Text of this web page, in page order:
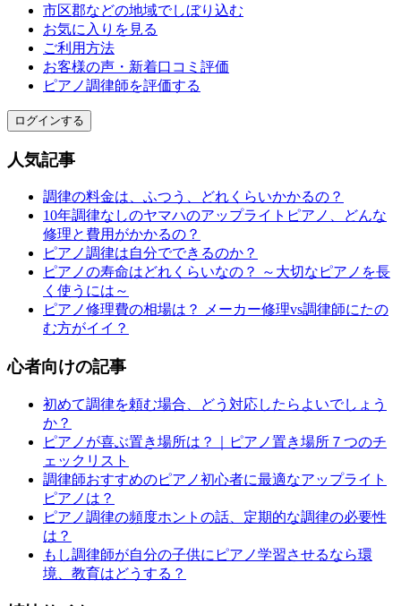
市区郡などの地域でしぼり込む
お気に入りを見る
ご利用方法
お客様の声・新着口コミ評価
ピアノ調律師を評価する
ログインする
人気記事
調律の料金は、ふつう、どれくらいかかるの？
10年調律なしのヤマハのアップライトピアノ、どんな
修理と費用がかかるの？
ピアノ調律は自分でできるのか？
ピアノの寿命はどれくらいなの？ ～大切なピアノを長
く使うには～
ピアノ修理費の相場は？ メーカー修理vs調律師にたの
む方がイイ？
心者向けの記事
初めて調律を頼む場合、どう対応したらよいでしょう
か？
ピアノが喜ぶ置き場所は？｜ピアノ置き場所７つのチ
ェックリスト
調律師おすすめのピアノ初心者に最適なアップライト
ピアノは？
ピアノ調律の頻度ホントの話、定期的な調律の必要性
は？
もし調律師が自分の子供にピアノ学習させるなら環
境、教育はどうする？